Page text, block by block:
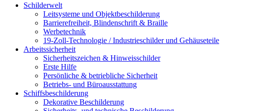
Schilderwelt
Leitsysteme und Objektbeschilderung
Barrierefreiheit, Blindenschrift & Braille
Werbetechnik
19-Zoll-Technologie / Industrieschilder und Gehäuseteile
Arbeitssicherheit
Sicherheitszeichen & Hinweisschilder
Erste Hilfe
Persönliche & betriebliche Sicherheit
Betriebs- und Büroausstattung
Schiffsbeschilderung
Dekorative Beschilderung